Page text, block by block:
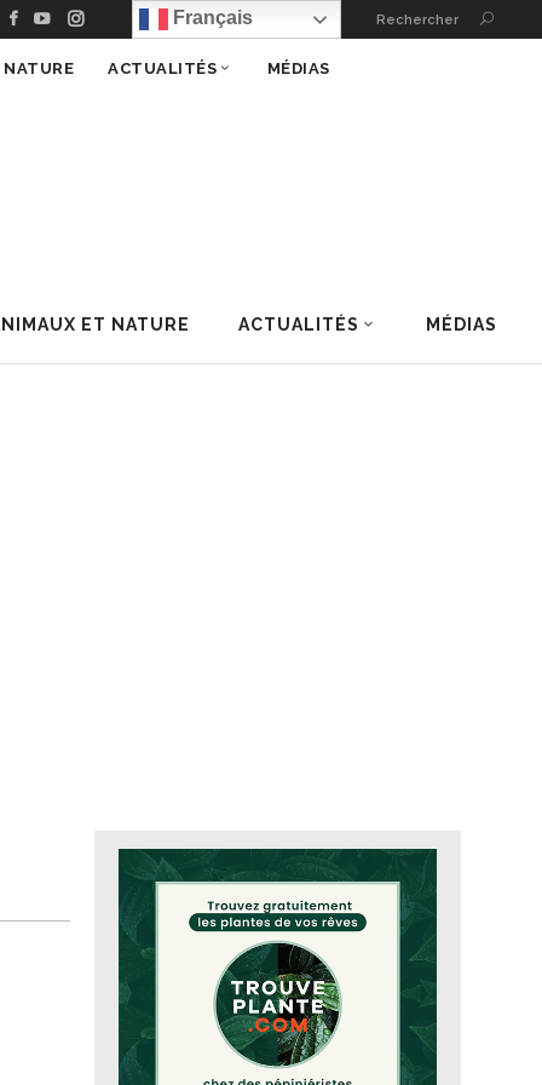
Français Rechercher
ET NATURE ACTUALITÉS MÉDIAS
ACTUALITÉS MÉDIAS